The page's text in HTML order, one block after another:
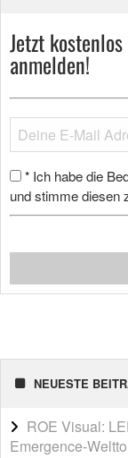
Jetzt
anmelden!
* Ich habe die
und stimme diesen
NEUESTE
ROE Visual:
Emergence-